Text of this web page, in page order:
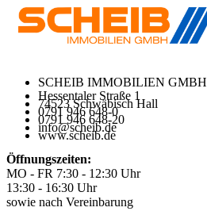
SCHEIB IMMOBILIEN GMBH
Hessentaler Straße 1
74523 Schwäbisch Hall
0791 946 648-0
0791 946 648-20
info@scheib.de
www.scheib.de
Öffnungszeiten:
MO - FR 7:30 - 12:30 Uhr
13:30 - 16:30 Uhr
sowie nach Vereinbarung